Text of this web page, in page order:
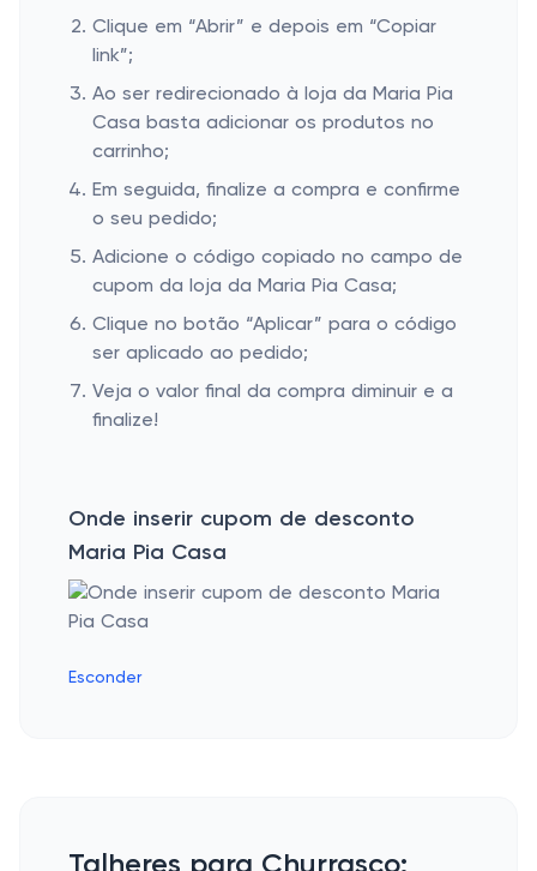
Clique em “Abrir” e depois em “Copiar
link”;
Ao ser redirecionado à loja da Maria Pia
Casa basta adicionar os produtos no
carrinho;
Em seguida, finalize a compra e confirme
o seu pedido;
Adicione o código copiado no campo de
cupom da loja da Maria Pia Casa;
Clique no botão “Aplicar” para o código
ser aplicado ao pedido;
Veja o valor final da compra diminuir e a
finalize!
Onde inserir cupom de desconto
Maria Pia Casa
Esconder
Talheres para Churrasco: